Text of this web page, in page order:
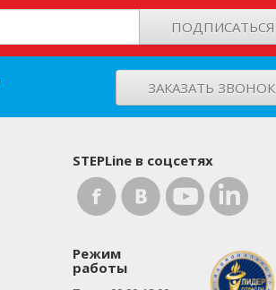
ПОДПИСАТЬСЯ
ЗАКАЗАТЬ ЗВОНОК
STEPLine в соцсетях
Режим
работы